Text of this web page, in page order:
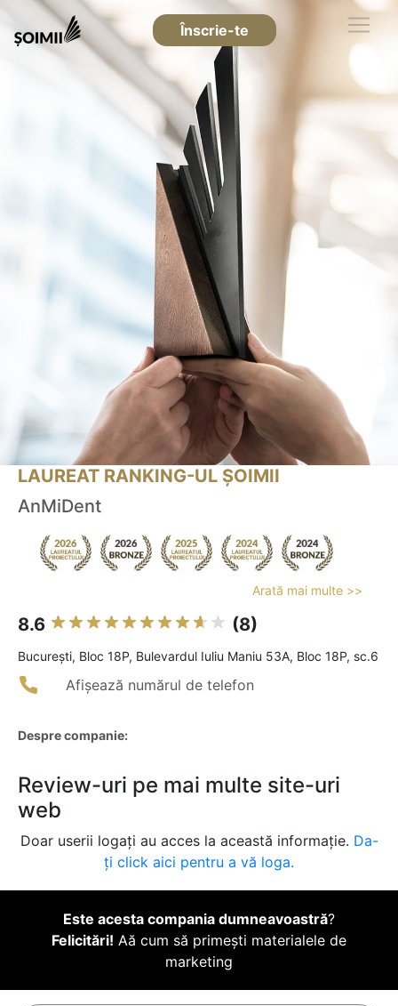
Înscrie-te
LAUREAT RANKING-UL ȘOIMII
AnMiDent
Arată mai multe >>
8.6 (8)
Bucureşti, Bloc 18P, Bulevardul Iuliu Maniu 53A, Bloc 18P, sc.6
Afișează numărul de telefon
Despre companie:
Review-uri pe mai multe site-uri
web
Doar userii logați au acces la această informație. Da-
ți click aici pentru a vă loga.
Este acesta compania dumneavoastră?
Felicitări! Aă cum să primești materialele de
marketing